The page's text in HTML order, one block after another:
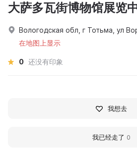
大萨多瓦街博物馆展览
Вологодская обл, г Тотьма, ул
在地图上显示
0 还没有印象
我想去
我已经走了 0